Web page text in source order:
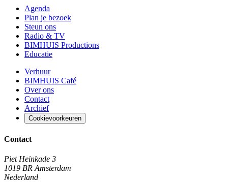
Agenda
Plan je bezoek
Steun ons
Radio & TV
BIMHUIS Productions
Educatie
Verhuur
BIMHUIS Café
Over ons
Contact
Archief
Cookievoorkeuren
Contact
Piet Heinkade 3
1019 BR Amsterdam
Nederland